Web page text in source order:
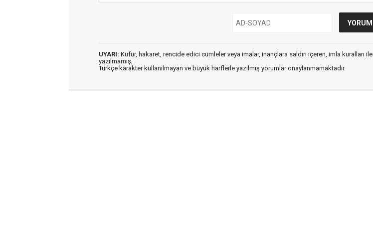
UYARI: Küfür, hakaret, rencide edici cümleler veya imalar, inançlara saldırı içeren, imla kuralları ile
yazılmamış,
Türkçe karakter kullanılmayan ve büyük harflerle yazılmış yorumlar onaylanmamaktadır.